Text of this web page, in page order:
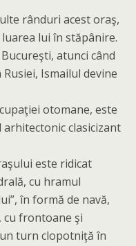
rânduri acest oraş,
lui în stăpânire.
atunci când
Ismailul devine
otomane, este
clasicizant
este ridicat
cu hramul
în formă de navă,
cu frontoane şi
turn clopotniţă în